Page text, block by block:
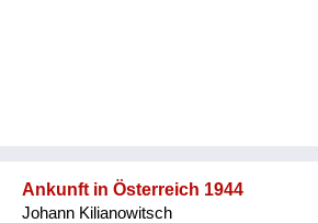
Ankunft in Österreich 1944
Johann Kilianowitsch